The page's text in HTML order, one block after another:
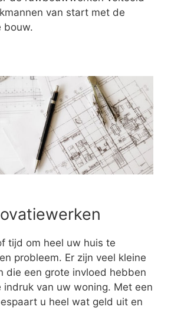
van start met de
bouw.
tijd om heel uw huis te
probleem. Er zijn veel kleine
die een grote invloed hebben
indruk van uw woning. Met een
u heel wat geld uit en